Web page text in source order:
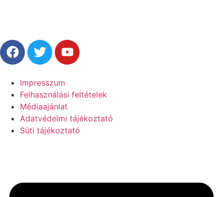
Impresszum
Felhasználási feltételek
Médiaajánlat
Adatvédelmi tájékoztató
Süti tájékoztató